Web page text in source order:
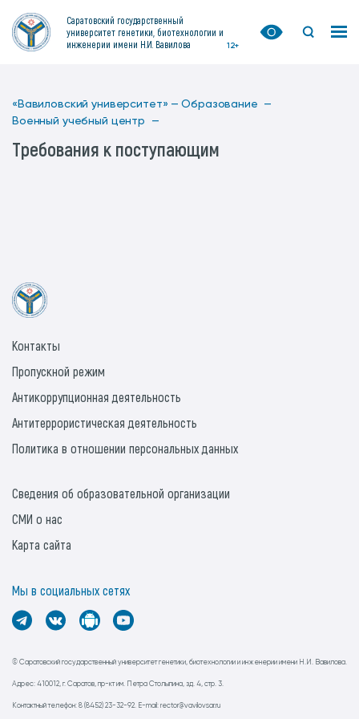
Саратовский государственный
университет генетики, биотехнологии и
инженерии имени Н.И. Вавилова
12+
«Вавиловский университет» — Образование —
Военный учебный центр —
Требования к поступающим
© Саратовский государственный университет генетики, биотехнологии и инженерии имени Н.И. Вавилова.
Адрес: 410012, г. Саратов, пр-кт им. Петра Столыпина, зд. 4, стр. 3.
Контактный телефон: 8 (8452) 23-32-92. E-mail: rector@vavilovsar.ru
Контакты
Пропускной режим
Антикоррупционная деятельность
Антитеррористическая деятельность
Политика в отношении персональных данных
Сведения об образовательной организации
СМИ о нас
Карта сайта
Мы в социальных сетях